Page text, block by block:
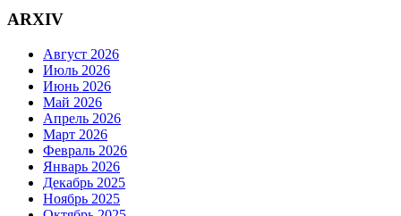
ARXIV
Август 2026
Июль 2026
Июнь 2026
Май 2026
Апрель 2026
Март 2026
Февраль 2026
Январь 2026
Декабрь 2025
Ноябрь 2025